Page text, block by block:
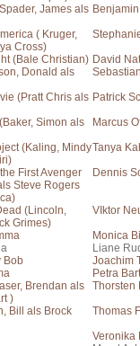
James als
( Kruger,
Cross)
(Bale Christian) David
Donald als
(Pratt Chris als Patrick
Simon als
Marcus
(Kaling, MindyTanya
First Avenger
Steve Rogers
Dennis
(Lincoln,
Grimes)
VIktor
Monica
Liane
Bob
Joachim
Petra
Brendan als
)
Thorsten
Bill als Brock
Thomas
Veronika